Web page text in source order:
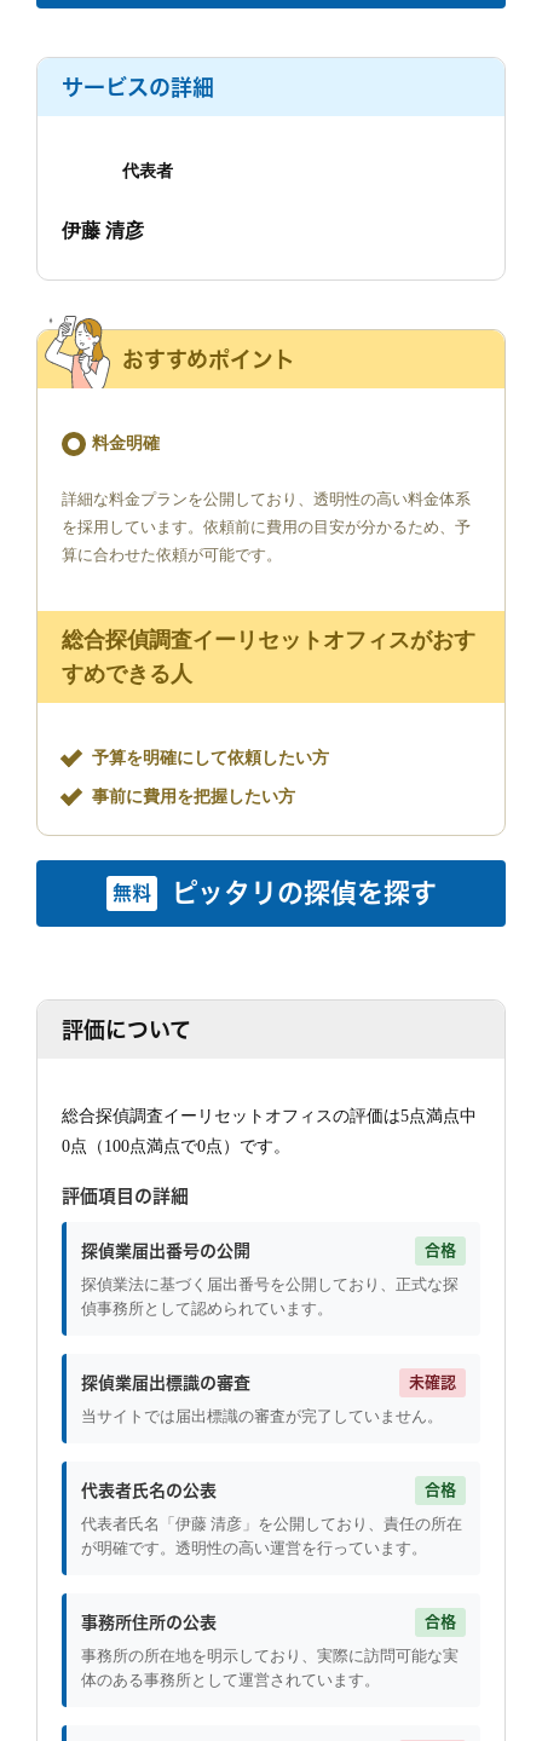
サービスの詳細
代表者
伊藤 清彦
おすすめポイント
料金明確
詳細な料金プランを公開しており、透明性の高い料金体系
を採用しています。依頼前に費用の目安が分かるため、予
算に合わせた依頼が可能です。
総合探偵調査イーリセットオフィスがおす
すめできる人
予算を明確にして依頼したい方
事前に費用を把握したい方
無料 ピッタリの探偵を探す
評価について
総合探偵調査イーリセットオフィスの評価は5点満点中
0点（100点満点で0点）です。
評価項目の詳細
探偵業届出番号の公開 合格
探偵業法に基づく届出番号を公開しており、正式な探
偵事務所として認められています。
探偵業届出標識の審査 未確認
当サイトでは届出標識の審査が完了していません。
代表者氏名の公表 合格
代表者氏名「伊藤 清彦」を公開しており、責任の所在
が明確です。透明性の高い運営を行っています。
事務所住所の公表 合格
事務所の所在地を明示しており、実際に訪問可能な実
体のある事務所として運営されています。